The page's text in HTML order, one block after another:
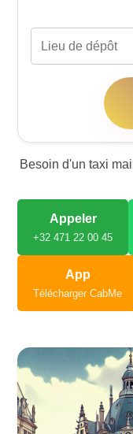
Besoin d'un taxi
Appeler
+32 471 22 00 45
App
Télécharger CabMe